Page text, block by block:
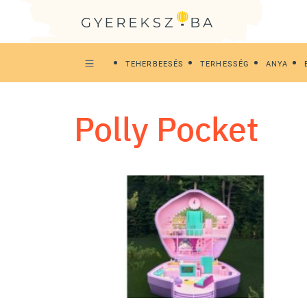
TEHERBEESÉS TERHESSÉG ANYA
Polly Pocket